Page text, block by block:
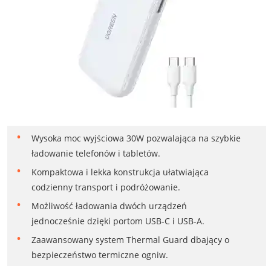
Wysoka moc wyjściowa 30W pozwalająca na szybkie
ładowanie telefonów i tabletów.
Kompaktowa i lekka konstrukcja ułatwiająca
codzienny transport i podróżowanie.
Możliwość ładowania dwóch urządzeń
jednocześnie dzięki portom USB-C i USB-A.
Zaawansowany system Thermal Guard dbający o
bezpieczeństwo termiczne ogniw.